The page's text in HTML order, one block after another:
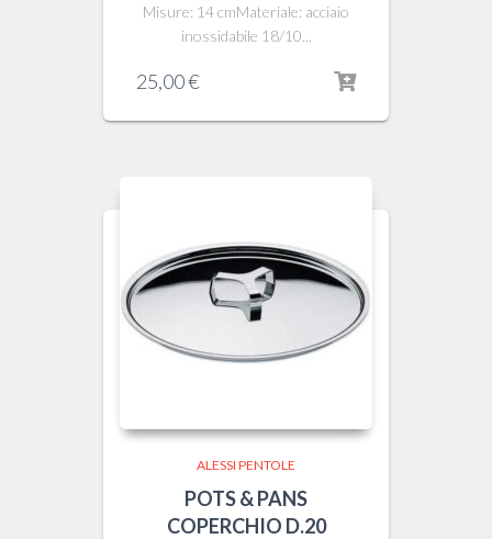
Misure: 14 cmMateriale: acciaio
inossidabile 18/10...
25,00€
ALESSI PENTOLE
POTS & PANS
COPERCHIO D.20